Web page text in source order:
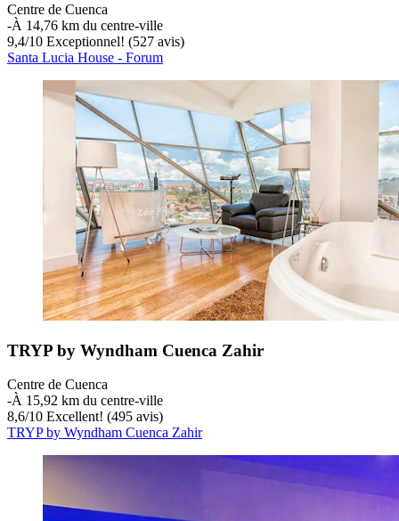
Centre de Cuenca
‐À 14,76 km du centre-ville
9,4/10 Exceptionnel! (527 avis)
Santa Lucia House - Forum
TRYP by Wyndham Cuenca Zahir
Centre de Cuenca
‐À 15,92 km du centre-ville
8,6/10 Excellent! (495 avis)
TRYP by Wyndham Cuenca Zahir